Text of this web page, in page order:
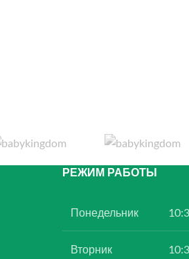
РЕЖИМ РАБОТЫ
Понедельник
Вторник